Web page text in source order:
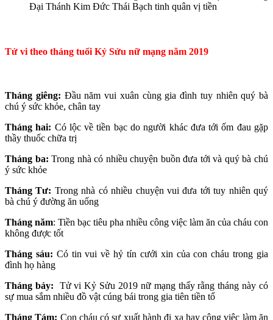
Đại Thánh Kim Đức Thái Bạch tinh quân vị tiền
Tử vi theo tháng tuổi Kỷ Sửu nữ mạng năm 2019
Tháng giêng: Đầu năm vui xuân cùng gia đình tuy nhiên quý bà
chú ý sức khỏe, chân tay
Tháng hai: Có lộc về tiền bạc do người khác đưa tới ốm đau gặp
thầy thuốc chữa trị
Tháng ba: Trong nhà có nhiều chuyện buồn đưa tới và quý bà chú
ý sức khỏe
Tháng Tư: Trong nhà có nhiều chuyện vui đưa tới tuy nhiên quý
bà chú ý đường ăn uống
Tháng năm: Tiền bạc tiêu pha nhiều công việc làm ăn của cháu con
không được tốt
Tháng sáu: Có tin vui về hỷ tín cưới xin của con cháu trong gia
đình họ hàng
Tháng bảy: Tử vi Kỷ Sửu 2019 nữ mạng thấy rằng tháng này có
sự mua sắm nhiều đồ vật cúng bái trong gia tiên tiền tổ
Tháng Tám: Con cháu có sự xuất hành đi xa hay công việc làm ăn